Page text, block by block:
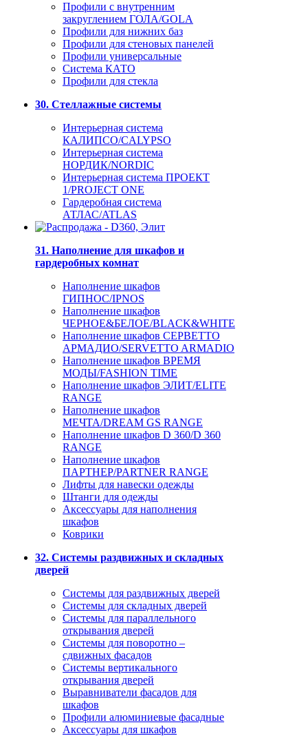
Профили с внутренним
закруглением ГОЛА/GOLA
Профили для нижних баз
Профили для стеновых панелей
Профили универсальные
Система КАТО
Профили для стекла
30. Стеллажные системы
Интерьерная система
КАЛИПСО/CALYPSO
Интерьерная система
НОРДИК/NORDIC
Интерьерная система ПРОЕКТ
1/PROJECT ONE
Гардеробная система
АТЛАС/ATLAS
31. Наполнение для шкафов и
гардеробных комнат
Наполнение шкафов
ГИПНОС/IPNOS
Наполнение шкафов
ЧЕРНОЕ&БЕЛОЕ/BLACK&WHITE
Наполнение шкафов СЕРВЕТТО
АРМАДИО/SERVETTO ARMADIO
Наполнение шкафов ВРЕМЯ
МОДЫ/FASHION TIME
Наполнение шкафов ЭЛИТ/ELITE
RANGE
Наполнение шкафов
МЕЧТА/DREAM GS RANGE
Наполнение шкафов D 360/D 360
RANGE
Наполнение шкафов
ПАРТНЕР/PARTNER RANGE
Лифты для навески одежды
Штанги для одежды
Аксессуары для наполнения
шкафов
Коврики
32. Системы раздвижных и складных
дверей
Системы для раздвижных дверей
Системы для складных дверей
Системы для параллельного
открывания дверей
Системы для поворотно –
сдвижных фасадов
Системы вертикального
открывания дверей
Выравниватели фасадов для
шкафов
Профили алюминиевые фасадные
Аксессуары для шкафов